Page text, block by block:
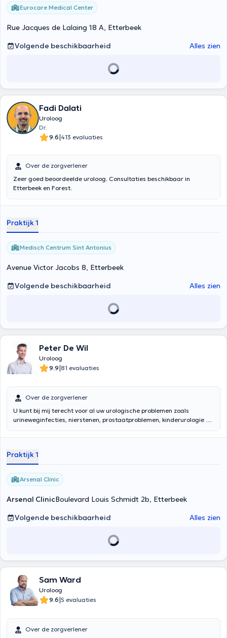
Eurocare Medical Center
Rue Jacques de Lalaing 18 A, Etterbeek
Volgende beschikbaarheid
Alles zien
Fadi Dalati
Uroloog
Dr.
9.6|413 evaluaties
Over de zorgverlener
Zeer goed beoordeelde uroloog. Consultaties beschikbaar in
Etterbeek en Forest.
Praktijk 1
Medisch Centrum Sint Antonius
Avenue Victor Jacobs 8, Etterbeek
Volgende beschikbaarheid
Alles zien
Peter De Wil
Uroloog
9.9|81 evaluaties
Over de zorgverlener
U kunt bij mij terecht voor al uw urologische problemen zoals
urineweginfecties, nierstenen, prostaatproblemen, kinderurologie en
Laparoscopische en robotgeassisteerde chirurgie, Urodynamica en
Praktijk 1
Arsenal Clinic
Arsenal ClinicBoulevard Louis Schmidt 2b, Etterbeek
Volgende beschikbaarheid
Alles zien
Sam Ward
Uroloog
9.6|5 evaluaties
Over de zorgverlener